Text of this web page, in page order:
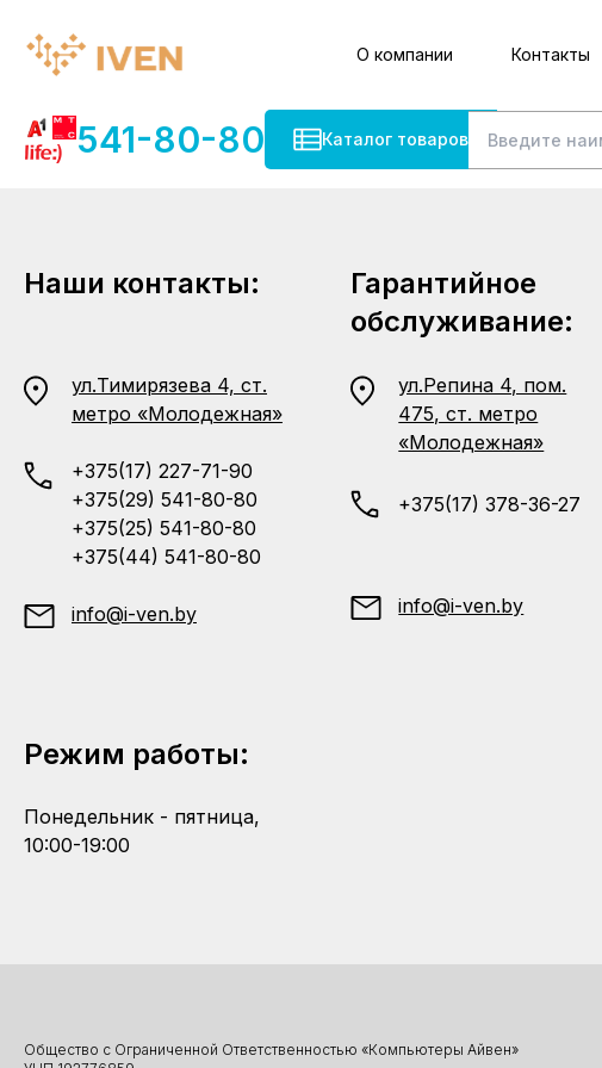
О компании Контакты
541-80-80 Каталог товаров
Наши контакты:
ул.Тимирязева 4, ст.
метро «Молодежная»
+375(17) 227-71-90
+375(29) 541-80-80
+375(25) 541-80-80
+375(44) 541-80-80
info@i-ven.by
Гарантийное
обслуживание:
ул.Репина 4, пом.
475, ст. метро
«Молодежная»
+375(17) 378-36-27
info@i-ven.by
Режим работы:
Понедельник - пятница,
10:00-19:00
Общество с Ограниченной Ответственностью «Компьютеры Айвен»